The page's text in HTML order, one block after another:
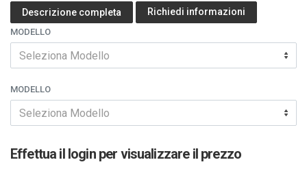
Descrizione completa
Richiedi informazioni
MODELLO
Seleziona Modello
MODELLO
Seleziona Modello
Effettua il login per visualizzare il prezzo